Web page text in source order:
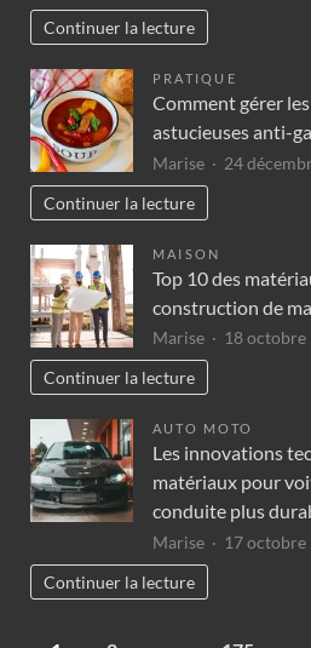
Continuer la lecture
PRATIQUE
Comment gérer
astucieuses anti-
Marise
24
Continuer la lecture
MAISON
Top 10 des
construction de
Marise
18 octobre
Continuer la lecture
AUTO MOTO
Les innovations
matériaux pour
conduite plus
Marise
17 octobre
Continuer la lecture